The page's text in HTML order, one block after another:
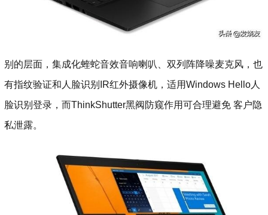
别的层面，集成化蝰蛇音效音响喇叭、双列阵降噪麦克风，也
有指纹验证和人脸识别IR红外摄像机，适用Windows Hello人
脸识别登录，而ThinkShutter黑阀防窥作用可合理避免 客户隐
私泄露。